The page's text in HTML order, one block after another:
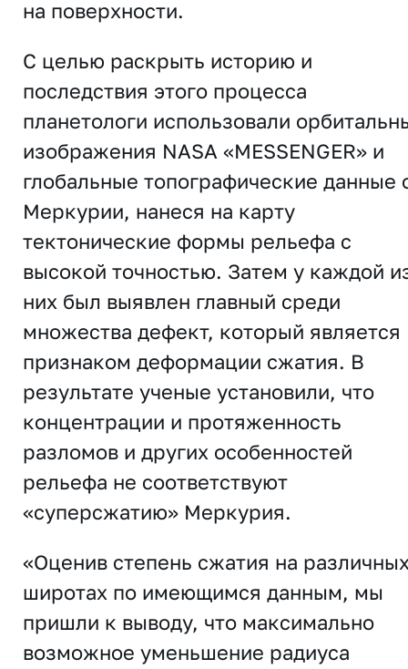
на поверхности.
С целью раскрыть историю и
последствия этого процесса
планетологи использовали
изображения NASA «MESSENGER» и
глобальные топографические данные
Меркурии, нанеся на карту
тектонические формы рельефа с
высокой точностью. Затем у каждой
них был выявлен главный среди
множества дефект, который является
признаком деформации сжатия. В
результате ученые установили, что
концентрации и протяженность
разломов и других особенностей
рельефа не соответствуют
«суперсжатию» Меркурия.
«Оценив степень сжатия на
широтах по имеющимся данным, мы
пришли к выводу, что максимально
возможное уменьшение радиуса